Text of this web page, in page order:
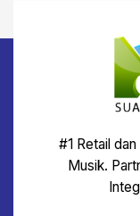
#1 Retail
Musik.